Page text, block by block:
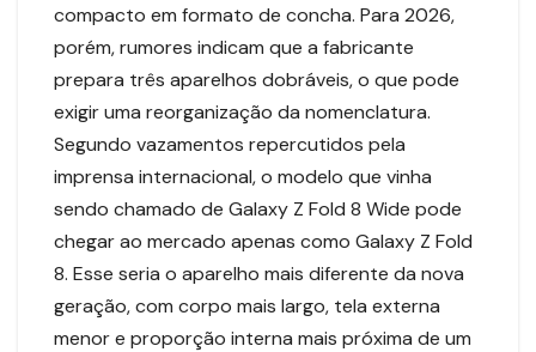
compacto em formato de concha. Para 2026,
porém, rumores indicam que a fabricante
prepara três aparelhos dobráveis, o que pode
exigir uma reorganização da nomenclatura.
Segundo vazamentos repercutidos pela
imprensa internacional, o modelo que vinha
sendo chamado de Galaxy Z Fold 8 Wide pode
chegar ao mercado apenas como Galaxy Z Fold
8. Esse seria o aparelho mais diferente da nova
geração, com corpo mais largo, tela externa
menor e proporção interna mais próxima de um